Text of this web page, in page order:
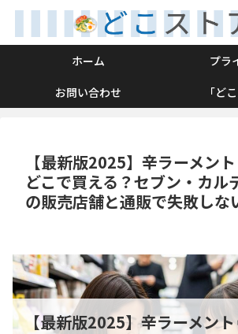
ホーム
プラ
お問い合わせ
「ど
【最新版2025】辛ラーメン
どこで買える？セブン・カル
の販売店舗と通販で失敗しな
【最新版2025】辛ラーメン